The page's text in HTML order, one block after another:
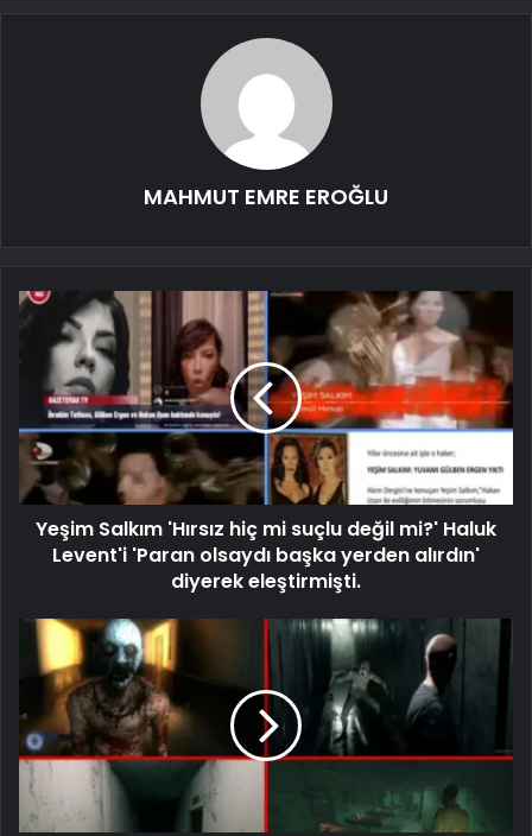
MAHMUT EMRE EROĞLU
Yeşim Salkım 'Hırsız hiç mi suçlu değil mi?' Haluk
Levent'i 'Paran olsaydı başka yerden alırdın'
diyerek eleştirmişti.